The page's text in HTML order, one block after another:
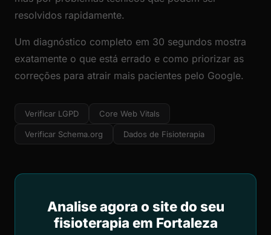
resolvidos rapidamente.
Um diagnóstico completo em 30 segundos mostra
exatamente o que está errado e como priorizar as
correções para atrair mais pacientes pelo Google.
Verificar LGPD Core Web Vitals
Verificar Schema.org Dados de Fisioterapia
Analise agora o site do seu
fisioterapia em Fortaleza